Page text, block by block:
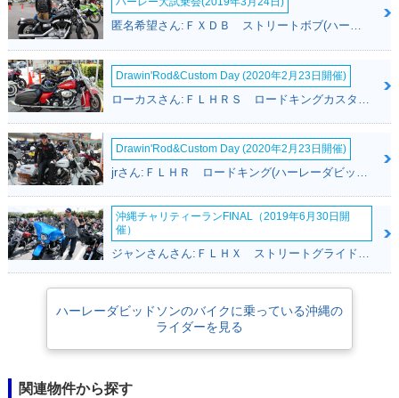
匿名希望さん:ＦＸＤＢ ストリートボブ(ハーレーダビッドソン)
Drawin'Rod&Custom Day (2020年2月23日開催)
Drawin'Rod&Custom Day (2020年2月23日開催)
沖縄チャリティーランFINAL（2019年6月30日開
催）
ジャンさんさん:ＦＬＨＸ ストリートグライド(ハーレーダビッドソン)
ハーレーダビッドソンのバイクに乗っている沖縄の
ライダーを見る
関連物件から探す